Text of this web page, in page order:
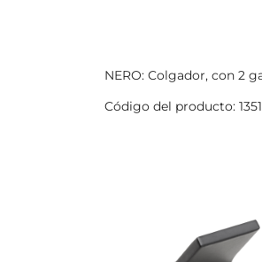
NERO: Colgador, con 2
Código del producto: